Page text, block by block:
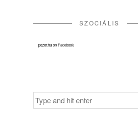
SZOCIÁLIS
pozor.huon Facebook
Search
for: